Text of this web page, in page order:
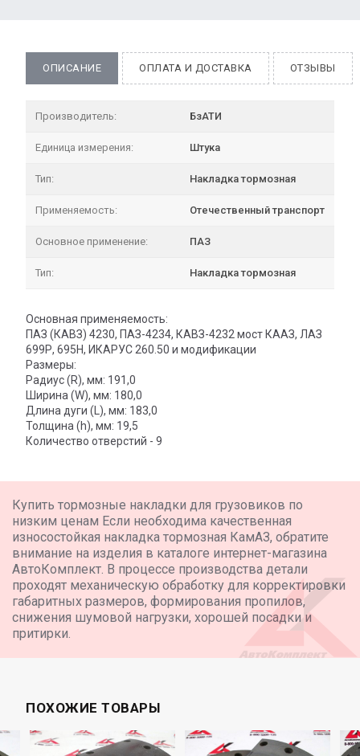
ОПИСАНИЕ ОПЛАТА И ДОСТАВКА ОТЗЫВЫ
Производитель: БзАТИ
Единица измерения: Штука
Тип: Накладка тормозная
Применяемость: Отечественный транспорт
Основное применение: ПАЗ
Тип: Накладка тормозная
Основная применяемость:
ПАЗ (КАВЗ) 4230, ПАЗ-4234, КАВЗ-4232 мост КААЗ, ЛАЗ
699Р, 695Н, ИКАРУС 260.50 и модификации
Размеры:
Радиус (R), мм: 191,0
Ширина (W), мм: 180,0
Длина дуги (L), мм: 183,0
Толщина (h), мм: 19,5
Количество отверстий - 9
Купить тормозные накладки для грузовиков по
низким ценам Если необходима качественная
износостойкая накладка тормозная КамАЗ, обратите
внимание на изделия в каталоге интернет-магазина
АвтоКомплект. В процессе производства детали
проходят механическую обработку для корректировки
габаритных размеров, формирования пропилов,
снижения шумовой нагрузки, хорошей посадки и
притирки.
ПОХОЖИЕ ТОВАРЫ